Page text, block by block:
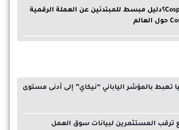
ما هي عملة Cosplay ($COT)؟دليل مبسط للمبتدئين عن العملة الرقمية
تهبط بالمؤشر الياباني “نيكاي” إلى أدنى مستوى
ترقب المستثمرين لبيانات سوق العمل